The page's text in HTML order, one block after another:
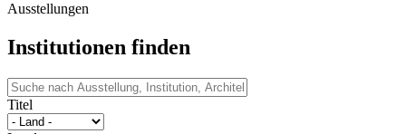
Ausstellungen
Institutionen finden
Titel